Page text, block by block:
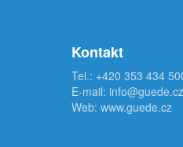
Kontakt
Tel.: +420 353 434
E-mail: info@guede.cz
Web: www.guede.cz